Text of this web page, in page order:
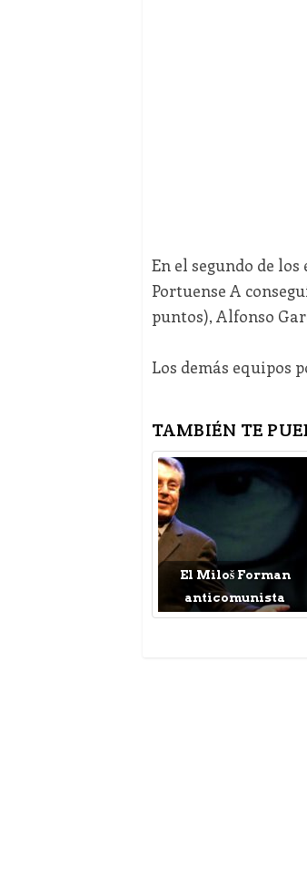
En el segundo de
Portuense A
puntos), Alfonso
Los demás equipos
TAMBIÉN TE
El Miloš Forman
anticomunista